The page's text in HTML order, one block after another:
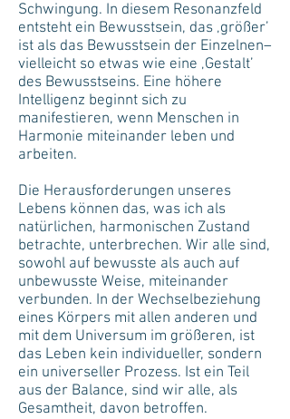
Schwingung. In diesem Resonanzfeld
entsteht ein Bewusstsein, das ‚größer’
ist als das Bewusstsein der Einzelnen–
vielleicht so etwas wie eine ‚Gestalt’
des Bewusstseins. Eine höhere
Intelligenz beginnt sich zu
manifestieren, wenn Menschen in
Harmonie miteinander leben und
arbeiten.
Die Herausforderungen unseres
Lebens können das, was ich als
natürlichen, harmonischen Zustand
betrachte, unterbrechen. Wir alle sind,
sowohl auf bewusste als auch auf
unbewusste Weise, miteinander
verbunden. In der Wechselbeziehung
eines Körpers mit allen anderen und
mit dem Universum im größeren, ist
das Leben kein individueller, sondern
ein universeller Prozess. Ist ein Teil
aus der Balance, sind wir alle, als
Gesamtheit, davon betroffen.